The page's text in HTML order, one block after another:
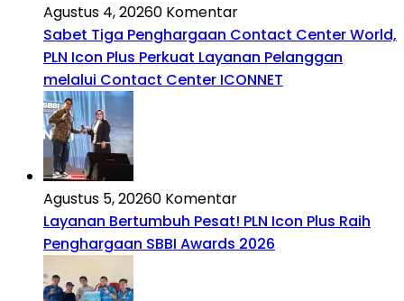
Agustus 4, 20260 Komentar
Sabet Tiga Penghargaan Contact Center World,
PLN Icon Plus Perkuat Layanan Pelanggan
melalui Contact Center ICONNET
Agustus 5, 20260 Komentar
Layanan Bertumbuh Pesat! PLN Icon Plus Raih
Penghargaan SBBI Awards 2026